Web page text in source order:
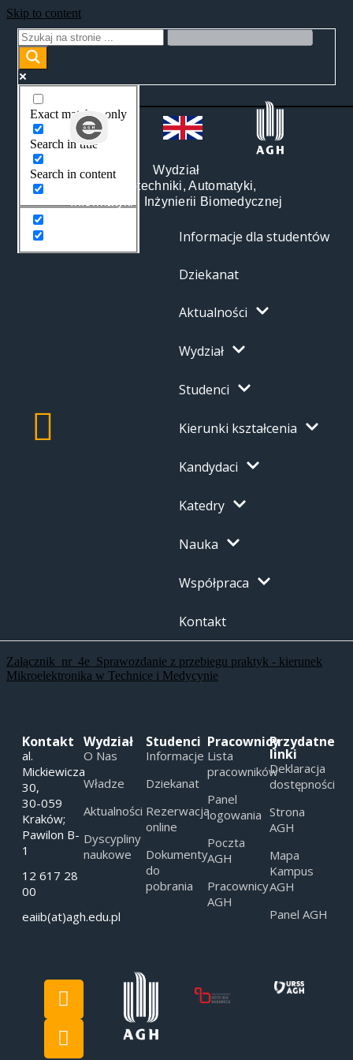
Skip to content
Exact matches only
Search in title
Search in content
Wydział
Elektrotechniki, Automatyki,
Informatyki i Inżynierii Biomedycznej
Informacje dla studentów
Dziekanat
Aktualności
Wydział
Studenci
Kierunki kształcenia
Kandydaci
Katedry
Nauka
Współpraca
Kontakt
Załącznik_nr_4e_Sprawozdanie z przebiegu praktyk - kierunek
Mikroelektronika w Technice i Medycynie
Kontakt
al.
Mickiewicza
30,
30-059
Kraków;
Pawilon B-
1
12 617 28
00
eaiib(at)agh.edu.pl
Wydział
O Nas
Władze
Aktualności
Dyscypliny
naukowe
Studenci
Informacje
Dziekanat
Rezerwacja
online
Dokumenty
do
pobrania
Pracownicy
Lista
pracowników
Panel
logowania
Poczta
AGH
Pracownicy
AGH
Przydatne
linki
Deklaracja
dostępności
Strona
AGH
Mapa
Kampus
AGH
Panel AGH